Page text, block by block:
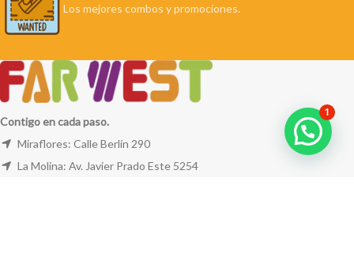
Los mejores combos y promociones.
Contigo en cada paso.
Miraflores: Calle Berlín 290
La Molina: Av. Javier Prado Este 5254
1